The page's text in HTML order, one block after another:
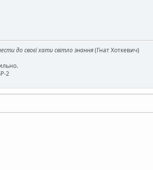
до своєї хати світло знання(Гнат Хоткевич)
2